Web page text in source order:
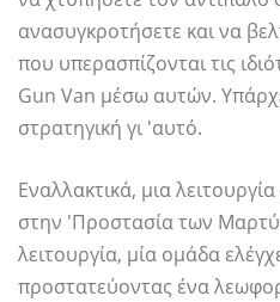
ανασυγκροτήσετε και να
που υπερασπίζονται τις
Gun Van μέσω αυτών.
στρατηγική γι 'αυτό.
Εναλλακτικά, μια
στην 'Προστασία των
λειτουργία, μία ομάδα
προστατεύοντας ένα